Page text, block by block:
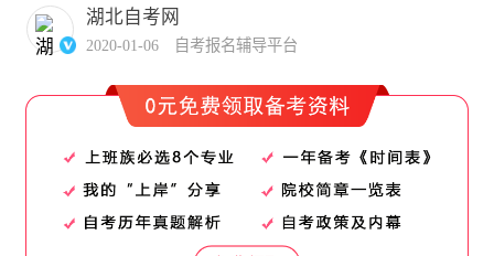
湖北自考网
2020-01-06 自考报名辅导平台